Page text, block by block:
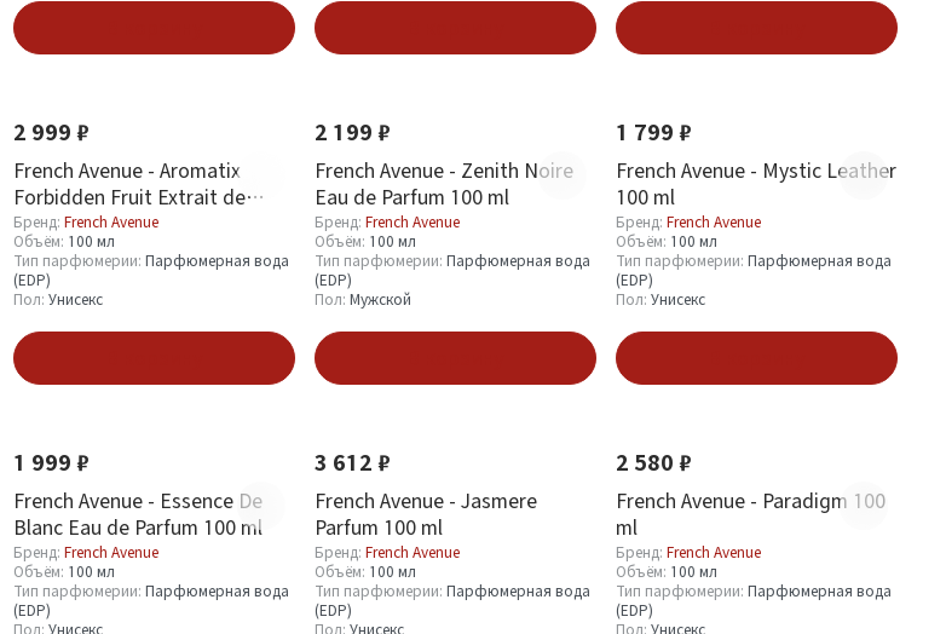
2 999 ₽
French Avenue - Aromatix
Forbidden Fruit Extrait de
Parfum 100 ml
Бренд: French Avenue
Объём: 100 мл
Тип парфюмерии: Парфюмерная вода
(EDP)
Пол: Унисекс
2 199 ₽
French Avenue - Zenith Noire
Eau de Parfum 100 ml
Бренд: French Avenue
Объём: 100 мл
Тип парфюмерии: Парфюмерная вода
(EDP)
Пол: Мужской
1 799 ₽
French Avenue - Mystic Leather
100 ml
Бренд: French Avenue
Объём: 100 мл
Тип парфюмерии: Парфюмерная вода
(EDP)
Пол: Унисекс
1 999 ₽
French Avenue - Essence De
Blanc Eau de Parfum 100 ml
Бренд: French Avenue
Объём: 100 мл
Тип парфюмерии: Парфюмерная вода
(EDP)
Пол: Унисекс
3 612 ₽
French Avenue - Jasmere
Parfum 100 ml
Бренд: French Avenue
Объём: 100 мл
Тип парфюмерии: Парфюмерная вода
(EDP)
Пол: Унисекс
2 580 ₽
French Avenue - Paradigm 100
ml
Бренд: French Avenue
Объём: 100 мл
Тип парфюмерии: Парфюмерная вода
(EDP)
Пол: Унисекс